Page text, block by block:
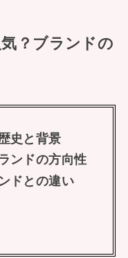
？ブランドの
史と背景
ンドの方向性
ドとの違い